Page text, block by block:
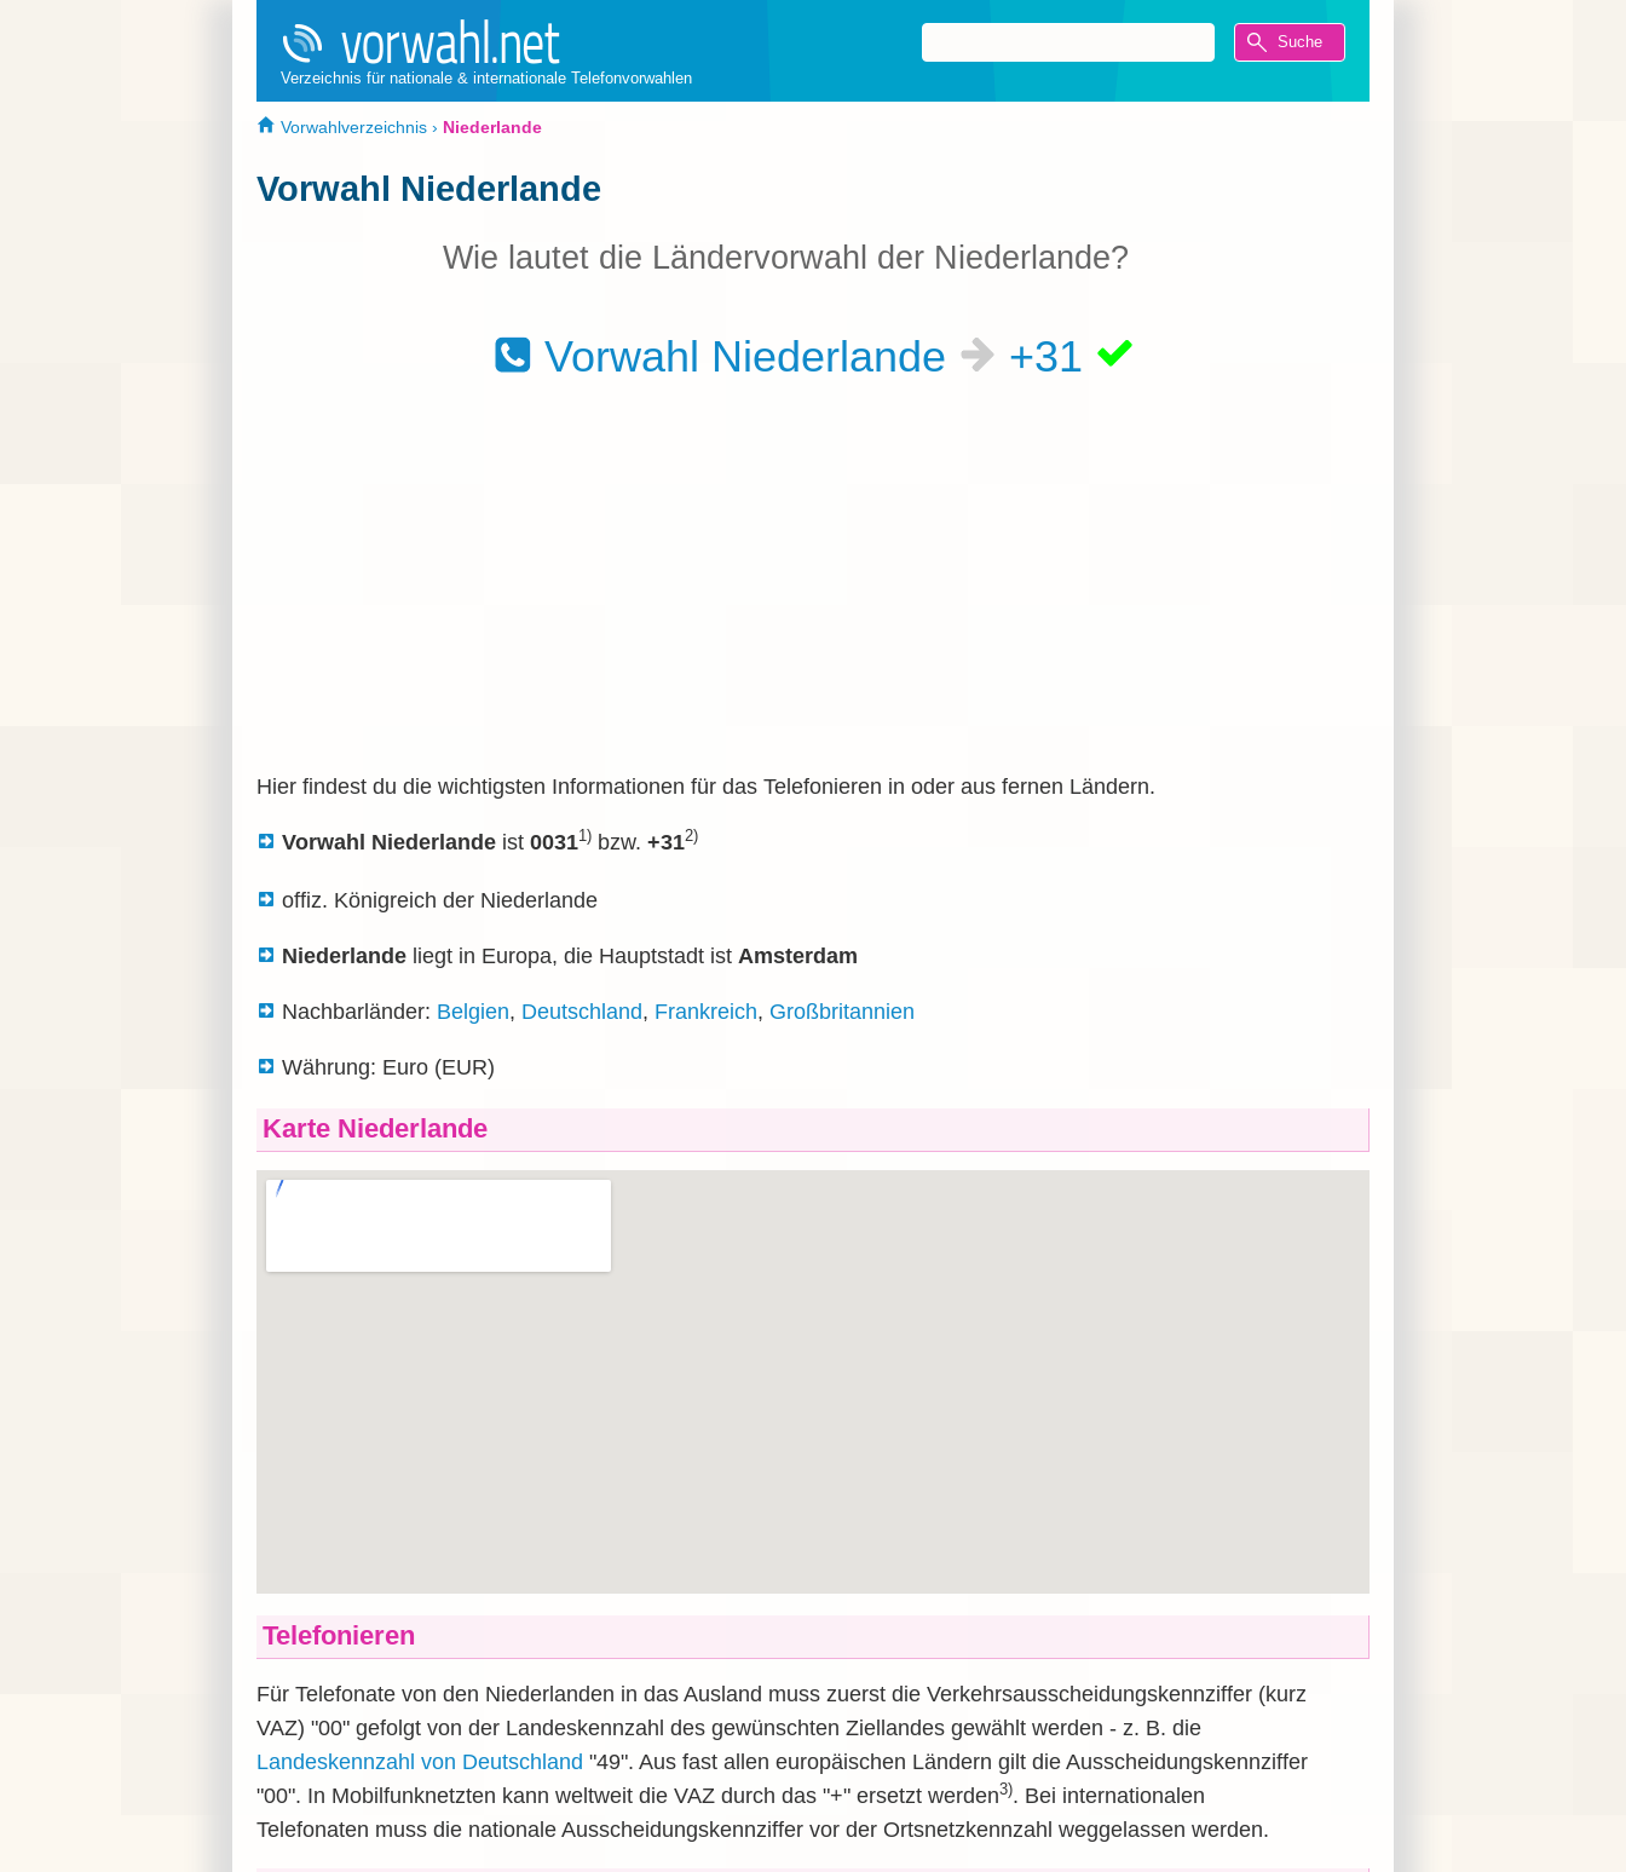
Verzeichnis für nationale & internationale Telefonvorwahlen
Vorwahlverzeichnis › Niederlande
Vorwahl Niederlande
Wie lautet die Ländervorwahl der Niederlande?
Vorwahl Niederlande +31
Hier findest du die wichtigsten Informationen für das Telefonieren in oder aus fernen Ländern.
Vorwahl Niederlande ist 00311) bzw. +312)
offiz. Königreich der Niederlande
Niederlande liegt in Europa, die Hauptstadt ist Amsterdam
Nachbarländer: Belgien, Deutschland, Frankreich, Großbritannien
Währung: Euro (EUR)
Karte Niederlande
Telefonieren
Für Telefonate von den Niederlanden in das Ausland muss zuerst die Verkehrsausscheidungskennziffer (kurz
VAZ) "00" gefolgt von der Landeskennzahl des gewünschten Ziellandes gewählt werden - z. B. die
Landeskennzahl von Deutschland "49". Aus fast allen europäischen Ländern gilt die Ausscheidungskennziffer
"00". In Mobilfunknetzten kann weltweit die VAZ durch das "+" ersetzt werden3). Bei internationalen
Telefonaten muss die nationale Ausscheidungskennziffer vor der Ortsnetzkennzahl weggelassen werden.